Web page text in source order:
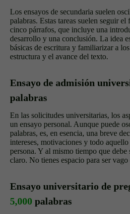
Los ensayos de secundaria suelen
palabras. Estas tareas suelen seguir
cinco párrafos, que incluye una
desarrollo y una conclusión. La idea
básicas de escritura y familiarizar a
estructura y el avance del texto.
Ensayo de admisión
palabras
En las solicitudes universitarias, los
un ensayo personal. Aunque puede
palabras, es, en esencia, una breve
intereses, motivaciones y todo
persona. Y al mismo tiempo que debe
claro. No tienes espacio para ser vago
Ensayo universitario de
5,000 palabras